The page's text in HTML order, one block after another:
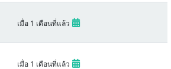
เมื่อ 1 เดือนที่แล้ว
เมื่อ 1 เดือนที่แล้ว